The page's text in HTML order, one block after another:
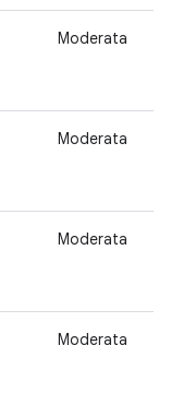
Moderata
Moderata
Moderata
Moderata